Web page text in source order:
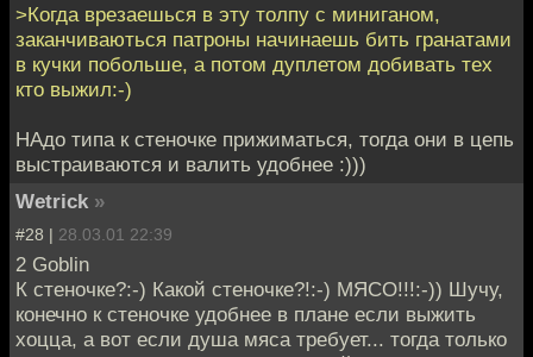
>Когда врезаешься в эту толпу с миниганом,
заканчиваються патроны начинаешь бить гранатами
в кучки побольше, а потом дуплетом добивать тех
кто выжил:-)
НАдо типа к стеночке прижиматься, тогда они в цепь
выстраиваются и валить удобнее :)))
Wetrick »
#28 | 28.03.01 22:39
2 Goblin
К стеночке?:-) Какой стеночке?!:-) МЯСО!!!:-)) Шучу,
конечно к стеночке удобнее в плане если выжить
хоцца, а вот если душа мяса требует... тогда только